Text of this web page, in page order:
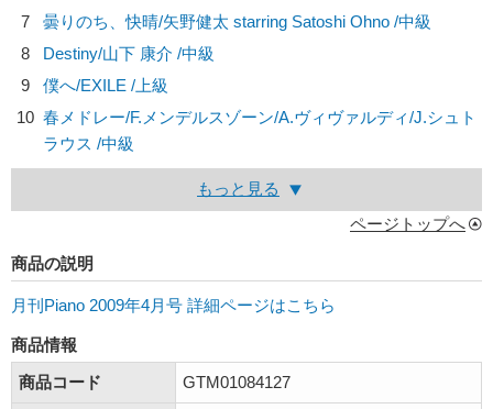
7
曇りのち、快晴/矢野健太 starring Satoshi Ohno /中級
8
Destiny/山下 康介 /中級
9
僕へ/EXILE /上級
10 春メドレー/F.メンデルスゾーン/A.ヴィヴァルディ/J.シュト
ラウス /中級
もっと見る
ページトップへ
商品の説明
月刊Piano 2009年4月号 詳細ページはこちら
商品情報
商品コード
GTM01084127